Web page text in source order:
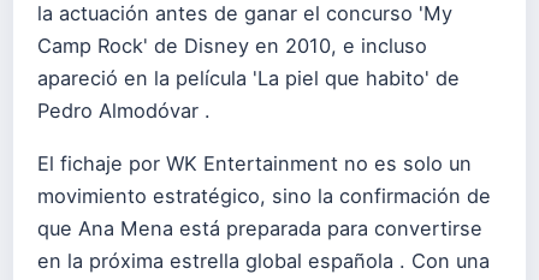
la actuación antes de ganar el concurso 'My
Camp Rock' de Disney en 2010, e incluso
apareció en la película 'La piel que habito' de
Pedro Almodóvar .
El fichaje por WK Entertainment no es solo un
movimiento estratégico, sino la confirmación de
que Ana Mena está preparada para convertirse
en la próxima estrella global española . Con una